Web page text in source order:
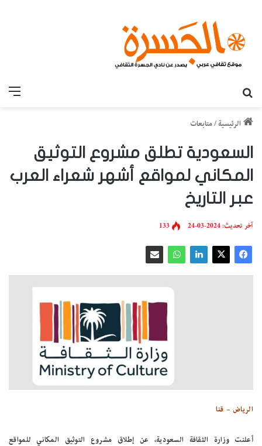
الرئيسية /متابعات
السعودية تطلق مشروع التوثيق
المكاني لمواقع أشهر شعراء العرب
عبر التاريخ
آخر تحديث: 2024-03-24 133
الرياض – قنا
أعلنت وزارة الثقافة السعودية، عن إطلاق مشروع التوثيق المكاني للمواقع